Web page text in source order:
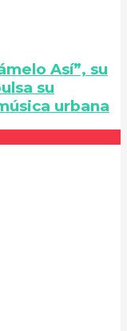
Así”, su
su
urbana